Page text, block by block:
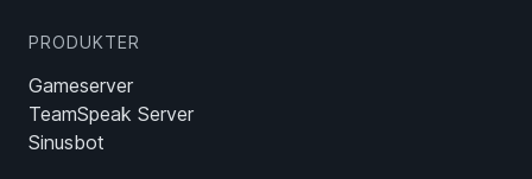
PRODUKTER
Gameserver
TeamSpeak Server
Sinusbot